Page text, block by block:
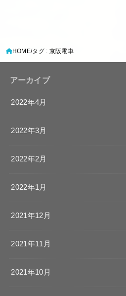
HOME タグ : 京阪電車
アーカイブ
2022年4月
2022年3月
2022年2月
2022年1月
2021年12月
2021年11月
2021年10月